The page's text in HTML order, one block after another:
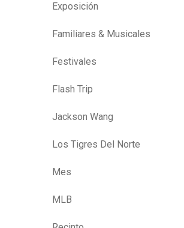
Exposición
Familiares & Musicales
Festivales
Flash Trip
Jackson Wang
Los Tigres Del Norte
Mes
MLB